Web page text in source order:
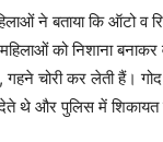
ने बताया कि ऑटो
को निशाना बनाकर
गहने चोरी कर लेती हैं।
थे और पुलिस में